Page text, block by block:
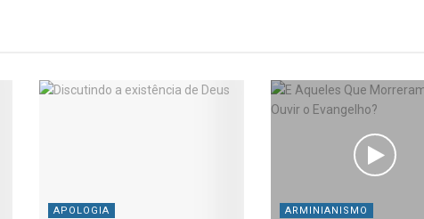
APOLOGIA ARMINIANISMO